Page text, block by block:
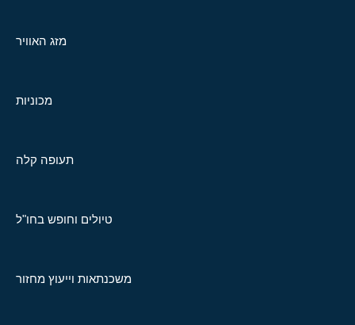
מזג האוויר
מכוניות
תעופה קלה
טיולים וחופש בחו"ל
משכנתאות וייעוץ מחזור